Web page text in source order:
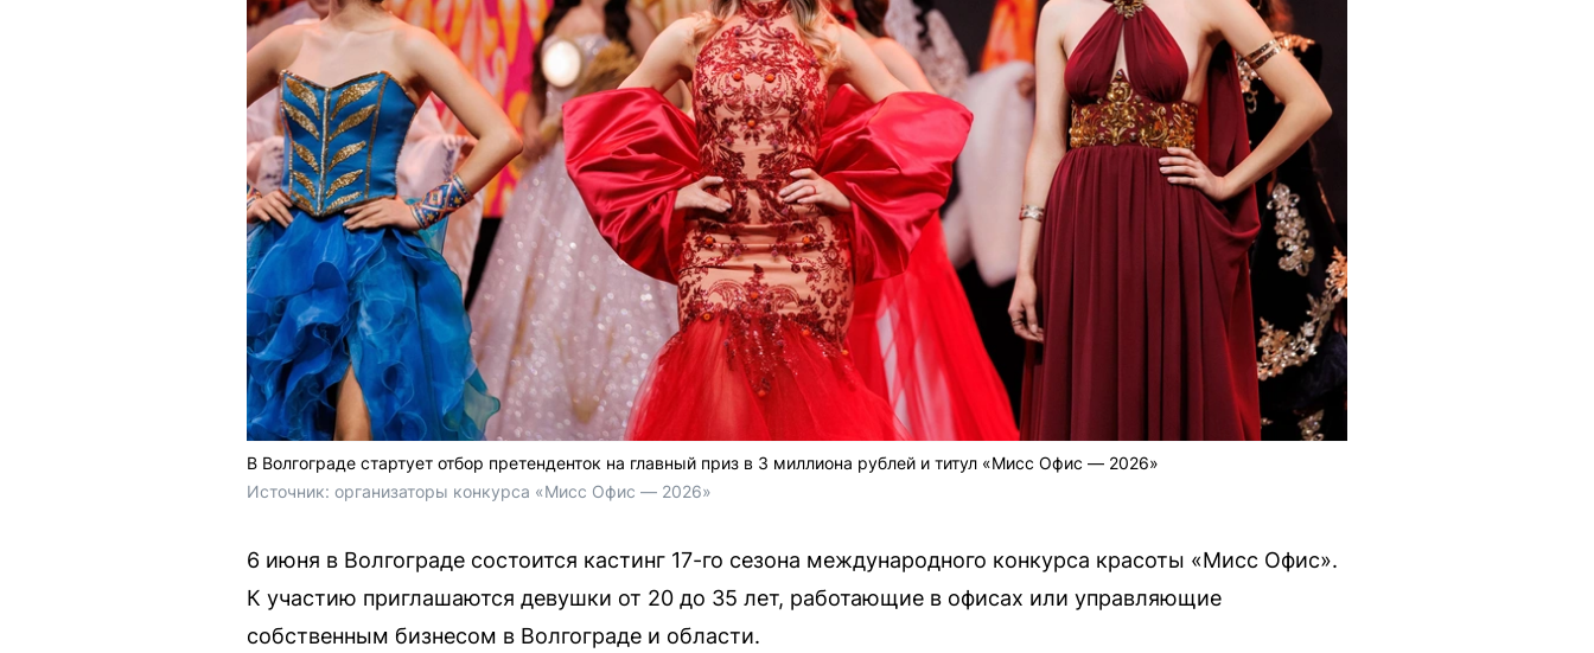
В Волгограде стартует отбор претенденток на главный приз в 3 миллиона рублей и титул «Мисс Офис — 2026»
Источник: организаторы конкурса «Мисс Офис — 2026»
6 июня в Волгограде состоится кастинг 17-го сезона международного конкурса красоты «Мисс Офис».
К участию приглашаются девушки от 20 до 35 лет, работающие в офисах или управляющие
собственным бизнесом в Волгограде и области.